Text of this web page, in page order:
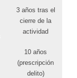
3 años tras el
cierre de la
actividad
10 años
(prescripción
delito)